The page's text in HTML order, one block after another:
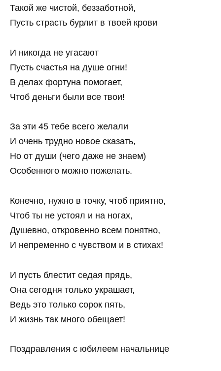
Такой же чистой, беззаботной,
Пусть страсть бурлит в твоей крови
И никогда не угасают
Пусть счастья на душе огни!
В делах фортуна помогает,
Чтоб деньги были все твои!
За эти 45 тебе всего желали
И очень трудно новое сказать,
Но от души (чего даже не знаем)
Особенного можно пожелать.
Конечно, нужно в точку, чтоб приятно,
Чтоб ты не устоял и на ногах,
Душевно, откровенно всем понятно,
И непременно с чувством и в стихах!
И пусть блестит седая прядь,
Она сегодня только украшает,
Ведь это только сорок пять,
И жизнь так много обещает!
Поздравления с юбилеем начальнице